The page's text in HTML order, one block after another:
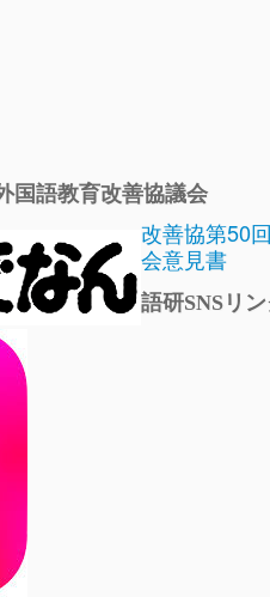
国語教育改善協議会
改善協第50
会意見書
語研SNSリ